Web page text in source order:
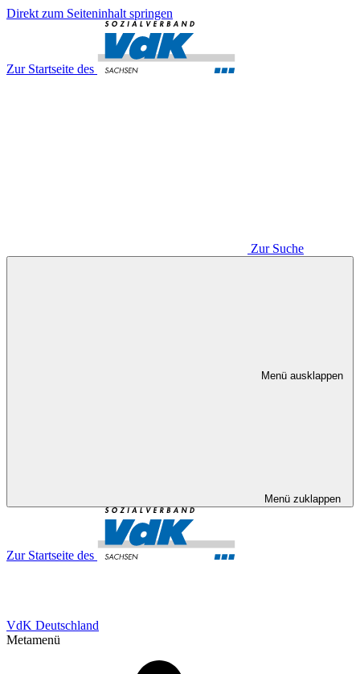
Direkt zum Seiteninhalt springen
Zur Startseite des
Zur Suche
Menü ausklappen
Menü zuklappen
Zur Startseite des
VdK Deutschland
Metamenü